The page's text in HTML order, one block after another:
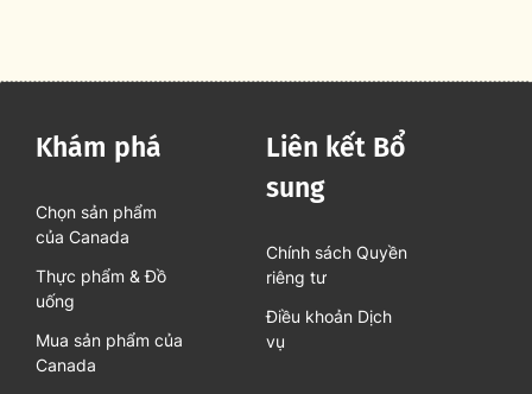
Khám phá
Chọn sản phẩm
của Canada
Thực phẩm & Đồ
uống
Mua sản phẩm của
Canada
Liên kết Bổ
sung
Chính sách Quyền
riêng tư
Điều khoản Dịch
vụ